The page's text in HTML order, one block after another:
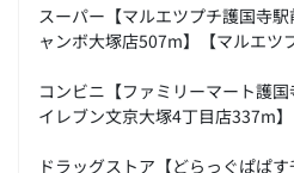
スーパー【マルエツプチ護国寺
ャンボ大塚店507m】【マルエツ
コンビニ【ファミリーマート護
イレブン文京大塚4丁目店337m】
ドラッグストア【どらっぐぱぱ